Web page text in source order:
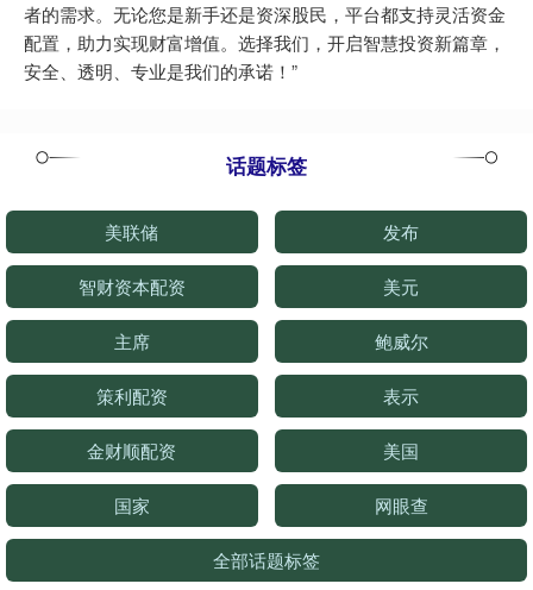
者的需求。无论您是新手还是资深股民，平台都支持灵活资金
配置，助力实现财富增值。选择我们，开启智慧投资新篇章，
安全、透明、专业是我们的承诺！”
话题标签
美联储 发布
智财资本配资 美元
主席 鲍威尔
策利配资 表示
金财顺配资 美国
国家 网眼查
全部话题标签